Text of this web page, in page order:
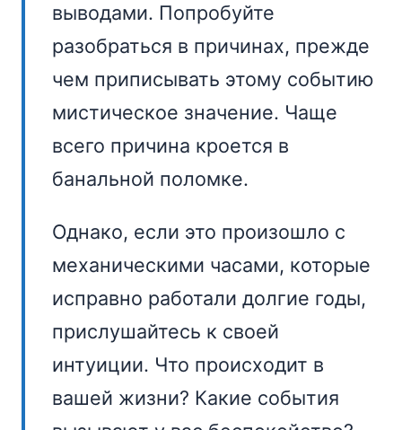
выводами. Попробуйте
разобраться в причинах, прежде
чем приписывать этому событию
мистическое значение. Чаще
всего причина кроется в
банальной поломке.
Однако, если это произошло с
механическими часами, которые
исправно работали долгие годы,
прислушайтесь к своей
интуиции. Что происходит в
вашей жизни? Какие события